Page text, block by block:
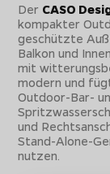
Der CASO
kompakter
geschützte
Balkon und
mit
modern und
Outdoor-Bar-
und
Stand-Alone-
nutzen.